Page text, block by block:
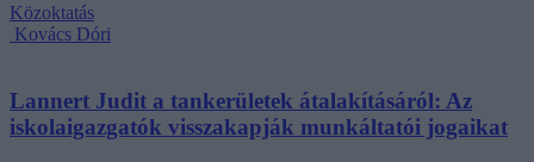
Közoktatás
Kovács Dóri
Lannert Judit a tankerületek átalakításáról: Az
iskolaigazgatók visszakapják munkáltatói jogaikat